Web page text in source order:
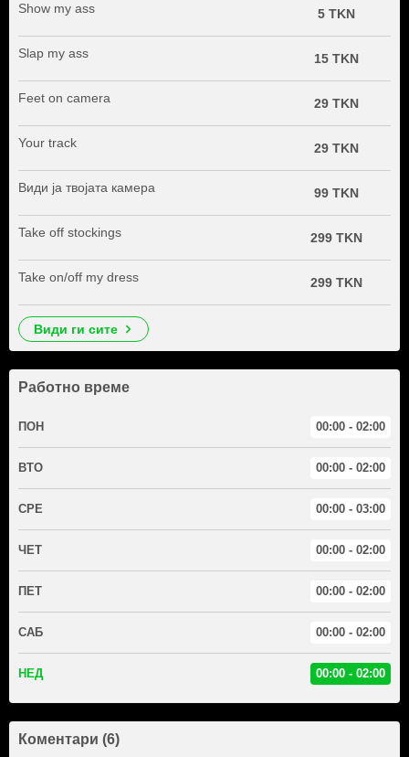
Show my ass 5 TKN
Slap my ass 15 TKN
Feet on camera 29 TKN
Your track 29 TKN
Види ја твојата камера 99 TKN
Take off stockings 299 TKN
Take on/off my dress 299 TKN
види ги сите
Работно време
ПОН 00:00 - 02:00
ВТО 00:00 - 02:00
СРЕ 00:00 - 03:00
ЧЕТ 00:00 - 02:00
ПЕТ 00:00 - 02:00
САБ 00:00 - 02:00
НЕД 00:00 - 02:00
Коментари (6)